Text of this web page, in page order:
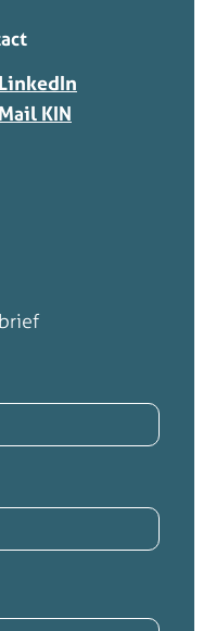
LinkedIn
Mail KIN